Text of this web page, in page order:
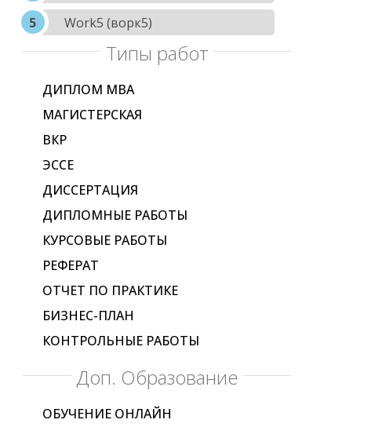
Work5 (ворк5)
Типы работ
ДИПЛОМ МВА
МАГИСТЕРСКАЯ
ВКР
ЭССЕ
ДИССЕРТАЦИЯ
ДИПЛОМНЫЕ РАБОТЫ
КУРСОВЫЕ РАБОТЫ
РЕФЕРАТ
ОТЧЕТ ПО ПРАКТИКЕ
БИЗНЕС-ПЛАН
КОНТРОЛЬНЫЕ РАБОТЫ
Доп. Образование
ОБУЧЕНИЕ ОНЛАЙН